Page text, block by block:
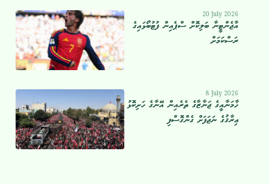
20 July 2026
އާޖެންޓީނާ ބަލިކޮށް ސްޕެއިން ފުޓުބޯޅައިގެ
ރަސްކަމަށް
8 July 2026
ޚާމަނާއީގެ ޖަނާޒާގެ ތެރެއިން އޭނާގެ ހަށިކޮޅު
ޢިރާޤުގެ ނަޖަފަށް ގެންގޮސްފި